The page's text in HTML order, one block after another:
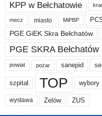
KPP w Bełchatowie
mecz miasto MiPBP
PGE GiEK Skra Bełchatów
PGE SKRA Bełchatów
powiat pożar sanepid
szpital TOP wybory
wystawa Zelów ZUS